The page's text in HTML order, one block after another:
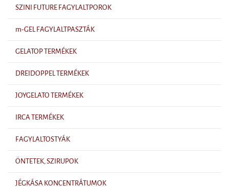
SZINI FUTURE FAGYLALTPOROK
m-GEL FAGYLALTPASZTÁK
GELATOP TERMÉKEK
DREIDOPPEL TERMÉKEK
JOYGELATO TERMÉKEK
IRCA TERMÉKEK
FAGYLALTOSTYÁK
ÖNTETEK, SZIRUPOK
JÉGKÁSA KONCENTRÁTUMOK